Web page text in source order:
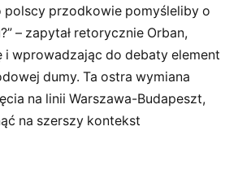
polscy przodkowie pomyśleliby o
– zapytał retorycznie Orban,
i wprowadzając do debaty element
dumy. Ta ostra wymiana
na linii Warszawa-Budapeszt,
na szerszy kontekst